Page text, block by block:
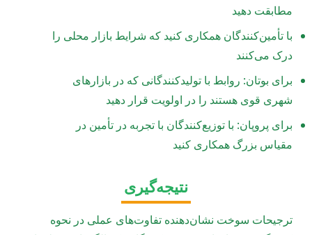
مطابقت دهید
با تأمین‌کنندگان همکاری کنید که شرایط بازار محلی را
درک می‌کنند
برای بوتان: روابط با تولیدکنندگانی که در بازارهای
شهری قوی هستند را در اولویت قرار دهید
برای پروپان: با توزیع‌کنندگان با تجربه در تأمین در
مقیاس بزرگ همکاری کنید
نتیجه‌گیری
ترجیحات سوخت نشان‌دهنده تفاوت‌های عملی در نحوه